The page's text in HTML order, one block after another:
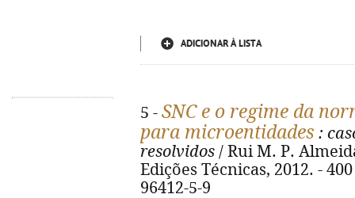
ADICIONAR À LISTA
5 - SNC e o regime da
para microentidades :
resolvidos / Rui M. P.
Edições Técnicas, 2012. -
96412-5-9